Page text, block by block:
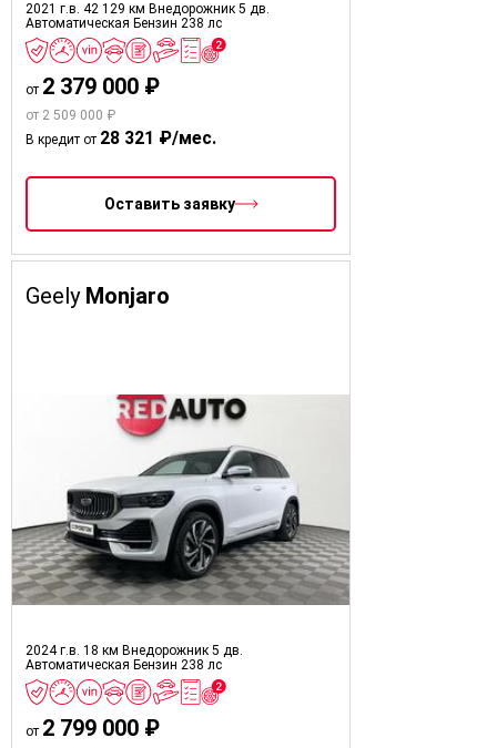
2021 г.в. 42 129 км Внедорожник 5 дв.
Автоматическая Бензин 238 лс
от 2 379 000 ₽
от 2 509 000 ₽
В кредит от 28 321 ₽/мес.
Оставить заявку
Geely Monjaro
2024 г.в. 18 км Внедорожник 5 дв.
Автоматическая Бензин 238 лс
от 2 799 000 ₽